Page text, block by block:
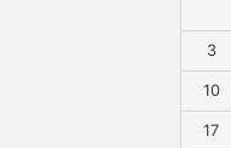
3
10
17